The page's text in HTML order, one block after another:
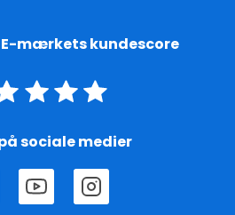
mærkets kundescore
sociale medier